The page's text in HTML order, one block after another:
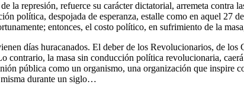
la represión, refuerce su carácter dictatorial, arremeta contra
política, despojada de esperanza, estalle como en aquel 27
entonces, el costo político, en sufrimiento de la
días huracanados. El deber de los Revolucionarios, de
contrario, la masa sin conducción política revolucionaria,
pública como un organismo, una organización que inspire
misma durante un siglo…